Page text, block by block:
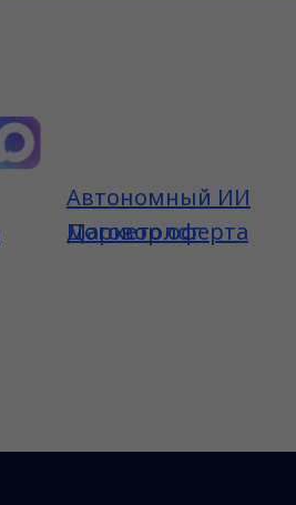
Автономный ИИ
Маркетолог
Договор оферта